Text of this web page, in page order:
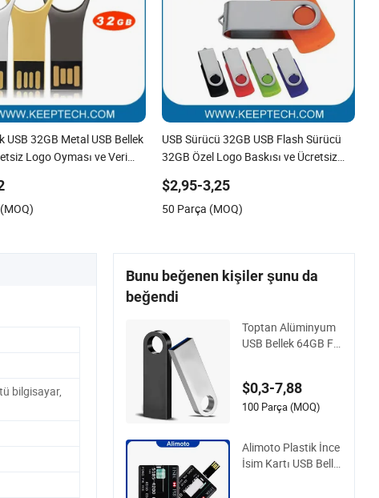
USB 32GB Metal USB Bellek
Logo Oyması ve Veri
Bellek Kapasitesi Üst
USB Sürücü 32GB USB Flash Sürücü
32GB Özel Logo Baskısı ve Ücretsiz
USB Gerçek Bellek Kapasitesi ile 32GB
Orijinal Çip
$2,95-3,25
50 Parça (MOQ)
bilgisayar,
Bunu beğenen kişiler şunu da
beğendi
Toptan Alüminyum
USB Bellek 64GB Fa
CS
$0,3-7,88
100 Parça (MOQ)
Alimoto Plastik İnce
İsim Kartı USB Belle